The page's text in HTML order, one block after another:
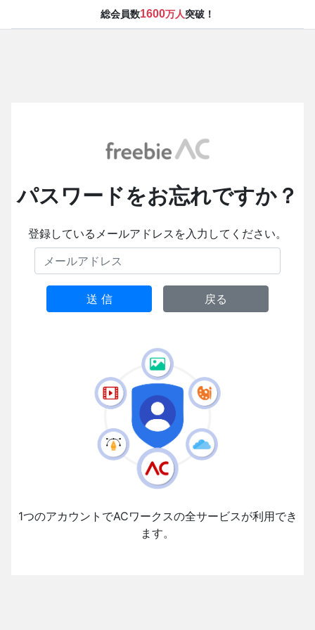
総会員数1600万人突破！
パスワードをお忘れですか？
登録しているメールアドレスを入力してください。
送 信 戻る
1つのアカウントでACワークスの全サービスが利用でき
ます。